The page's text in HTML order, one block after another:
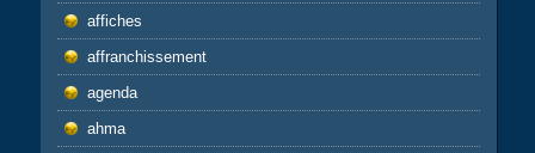
affiches
affranchissement
agenda
ahma